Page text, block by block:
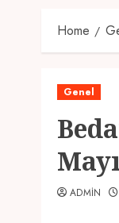
Home
Genel
ADMIN